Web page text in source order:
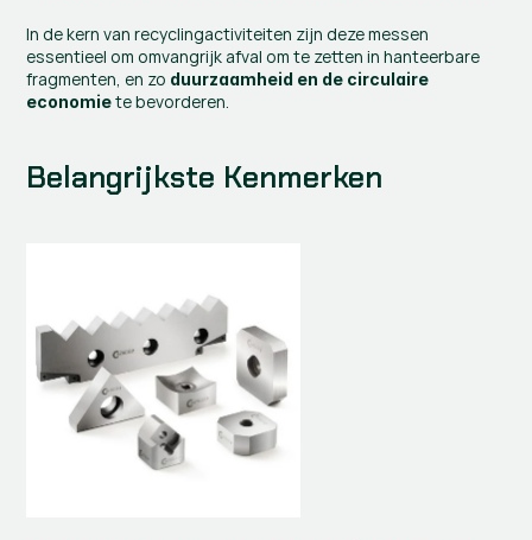
In de kern van recyclingactiviteiten zijn deze messen
essentieel om omvangrijk afval om te zetten in hanteerbare
fragmenten, en zo duurzaamheid en de circulaire
economie te bevorderen.
Belangrijkste Kenmerken